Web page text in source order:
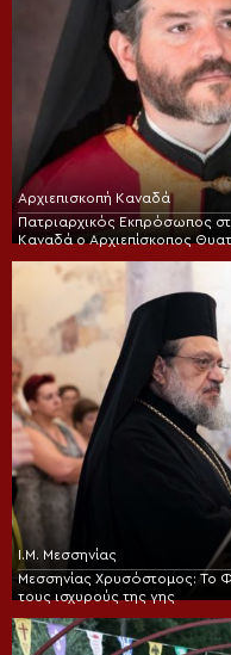
Αρχιεπισκοπή Καναδά
Πατριαρχικός Εκπρόσωπος
Καναδά ο Αρχιεπίσκοπος
Ι.Μ. Μεσσηνίας
Μεσσηνίας Χρυσόστομος: Το
τους ισχυρούς της γης